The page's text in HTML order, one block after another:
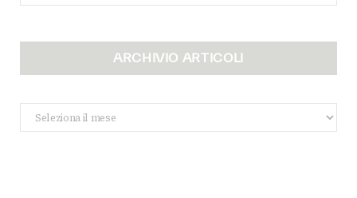
ARCHIVIO ARTICOLI
Archivio
Articoli